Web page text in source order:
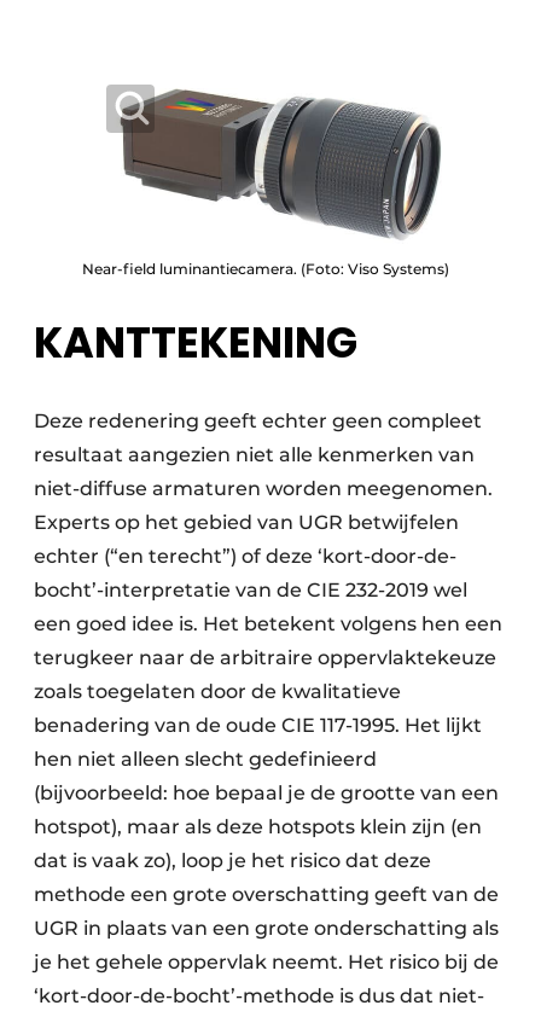
Near-field luminantiecamera. (Foto: Viso Systems)
KANTTEKENING
Deze redenering geeft echter geen compleet
resultaat aangezien niet alle kenmerken van
niet-diffuse armaturen worden meegenomen.
Experts op het gebied van UGR betwijfelen
echter (“en terecht”) of deze ‘kort-door-de-
bocht’-interpretatie van de CIE 232-2019 wel
een goed idee is. Het betekent volgens hen een
terugkeer naar de arbitraire oppervlaktekeuze
zoals toegelaten door de kwalitatieve
benadering van de oude CIE 117-1995. Het lijkt
hen niet alleen slecht gedefinieerd
(bijvoorbeeld: hoe bepaal je de grootte van een
hotspot), maar als deze hotspots klein zijn (en
dat is vaak zo), loop je het risico dat deze
methode een grote overschatting geeft van de
UGR in plaats van een grote onderschatting als
je het gehele oppervlak neemt. Het risico bij de
‘kort-door-de-bocht’-methode is dus dat niet-